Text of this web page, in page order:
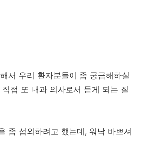
서 우리 환자분들이 좀 궁금해하실
접 또 내과 의사로서 듣게 되는 질
좀 섭외하려고 했는데, 워낙 바쁘셔